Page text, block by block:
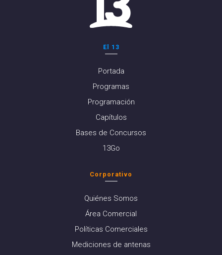
El 13
Portada
Programas
Programación
Capítulos
Bases de Concursos
13Go
Corporativo
Quiénes Somos
Área Comercial
Políticas Comerciales
Mediciones de antenas